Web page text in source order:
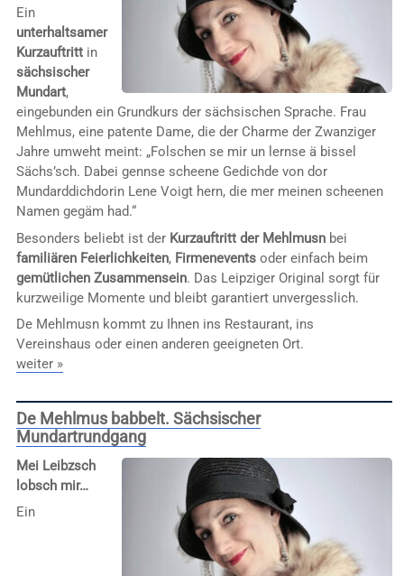
Ein
unterhaltsamer
Kurzauftrittin
sächsischer
Mundart,
eingebunden ein Grundkurs der sächsischen Sprache. Frau
Mehlmus, eine patente Dame, die der Charme der Zwanziger
Jahre umweht meint: „Folschen se mir un lernse ä bissel
Sächs’sch. Dabei gennse scheene Gedichde von dor
Mundarddichdorin Lene Voigt hern, die mer meinen scheenen
Namen gegäm had.“
Besonders beliebt ist der Kurzauftritt der Mehlmusnbei
familiären Feierlichkeiten, Firmeneventsoder einfach beim
gemütlichen Zusammensein. Das Leipziger Original sorgt für
kurzweilige Momente und bleibt garantiert unvergesslich.
De Mehlmusn kommt zu Ihnen ins Restaurant, ins
Vereinshaus oder einen anderen geeigneten Ort.
weiter »
De Mehlmus babbelt. Sächsischer
Mundartrundgang
Mei Leibzsch
lobsch mir…
Ein